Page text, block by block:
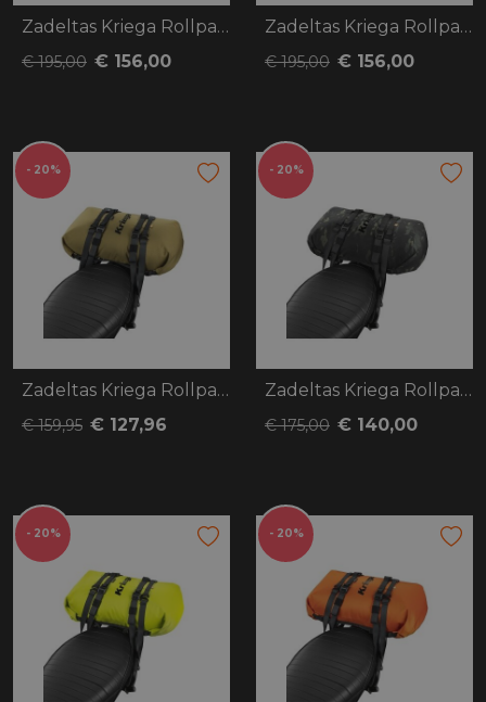
Zadeltas Kriega Rollpack 40 oranje
€ 195,00 € 156,00
Zadeltas Kriega Rollpack 40 zwart
€ 195,00 € 156,00
- 20%
Zadeltas Kriega Rollpack 20 bruin/beige
€ 159,95 € 127,96
- 20%
Zadeltas Kriega Rollpack 20 camo
€ 175,00 € 140,00
- 20% - 20%